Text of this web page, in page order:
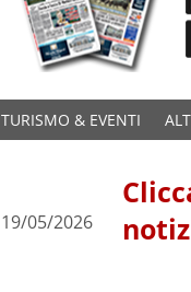
TURISMO & EVENTI
19/05/2026